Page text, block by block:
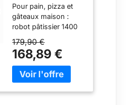
8 L, gris
anthracite
Pour pain, pizza et
gâteaux maison :
robot pâtissier 1400
adapté aux pâtes
souples, aux pâtes
levées et aux
préparations du
179,90 €
168,89 €